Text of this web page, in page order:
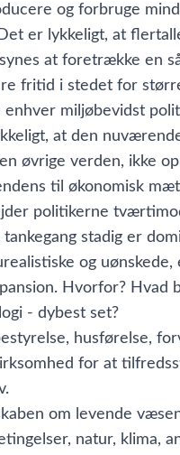
og forbruge
er lykkeligt, at
at foretrække en
fritid i stedet for
miljøbevidst
at den
øvrige verden, ikke
til økonomisk
politikerne
stadig er
og uønskede,
Hvorfor? Hvad
- dybest set?
husførelse,
for at
om levende
natur, klima,